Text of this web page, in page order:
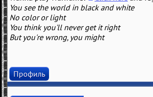
You see the world in black and white
No color or light
You think you'll never get it right
But you're wrong, you might
Профиль